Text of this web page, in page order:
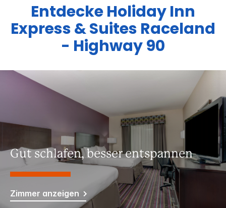
EntdeckeHoliday Inn
Express & Suites Raceland
- Highway 90
Gut schlafen, besser entspannen
Zimmer anzeigen